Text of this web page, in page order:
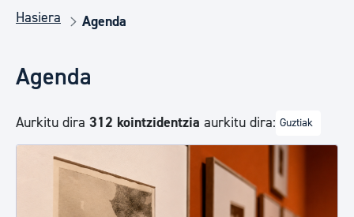
Hasiera Agenda
Agenda
Aurkitu dira 312 kointzidentzia aurkitu dira: Guztiak